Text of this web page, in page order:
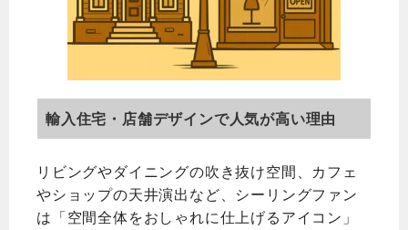
輸入住宅・店舗デザインで人気が高い理由
リビングやダイニングの吹き抜け空間、カフェ
やショップの天井演出など、シーリングファン
は「空間全体をおしゃれに仕上げるアイコン」